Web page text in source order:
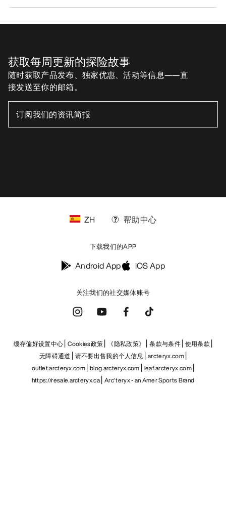
获取每周更新的探险故事
随时获取产品发布、独家优惠、活动等信息——直
接发送至你的邮箱。
关注我们的社交媒体账号
ZH 帮助中心
下载我们的APP
Android App iOS App
缓存偏好设置中心 Cookies政策 《隐私政策》 条款与条件 使用条款
无障碍通道
请不要出售我的个人信息 arcteryx.com
outlet.arcteryx.com blog.arcteryx.com leaf.arcteryx.com
https://resale.arcteryx.ca Arc'teryx - an Amer Sports Brand